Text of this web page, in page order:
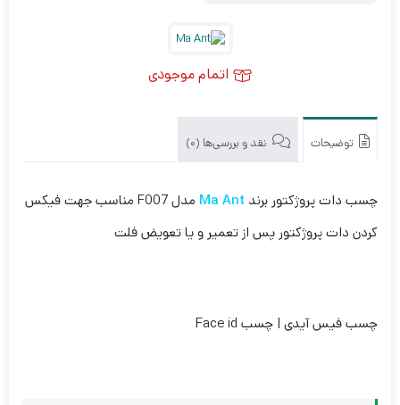
اتمام موجودی
توضیحات نقد و بررسی‌ها (0)
چسب دات پروژکتور برند Ma Ant
مدل F007 مناسب جهت فیکس
کردن دات پروژکتور پس از تعمیر و یا تعویض فلت
چسب فیس آیدی | چسب Face id